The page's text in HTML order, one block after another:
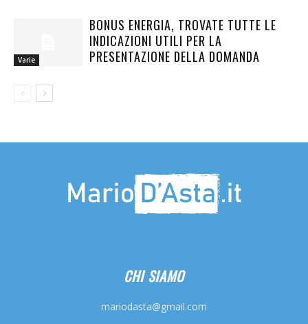
Varie
BONUS ENERGIA, TROVATE TUTTE LE
INDICAZIONI UTILI PER LA
PRESENTAZIONE DELLA DOMANDA
CHI SIAMO
mariodasta@gmail.com